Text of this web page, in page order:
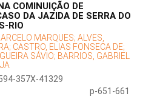
COMINUIÇÃO DE
DA JAZIDA DE SERRA DO
RIO
MARQUES; ALVES,
CASTRO, ELIAS FONSECA DE;
SÁVIO; BARRIOS, GABRIEL
357X-41329
p-651-661